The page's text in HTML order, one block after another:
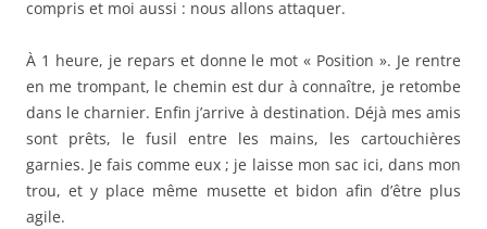
compris et moi aussi : nous allons attaquer.
À 1 heure, je repars et donne le mot « Position ». Je rentre
en me trompant, le chemin est dur à connaître, je retombe
dans le charnier. Enfin j’arrive à destination. Déjà mes amis
sont prêts, le fusil entre les mains, les cartouchières
garnies. Je fais comme eux ; je laisse mon sac ici, dans mon
trou, et y place même musette et bidon afin d’être plus
agile.